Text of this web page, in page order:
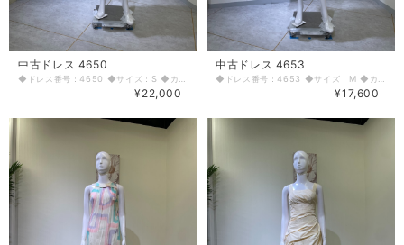
中古ドレス 4650
¥22,000
中古ドレス 4653
¥17,600